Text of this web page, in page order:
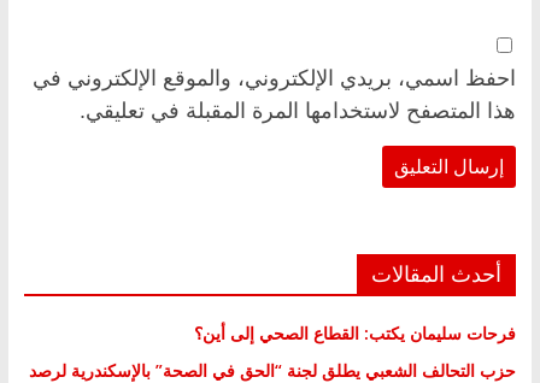
احفظ اسمي، بريدي الإلكتروني، والموقع الإلكتروني في
هذا المتصفح لاستخدامها المرة المقبلة في تعليقي.
أحدث المقالات
فرحات سليمان يكتب: القطاع الصحي إلى أين؟
حزب التحالف الشعبي يطلق لجنة “الحق في الصحة” بالإسكندرية لرصد